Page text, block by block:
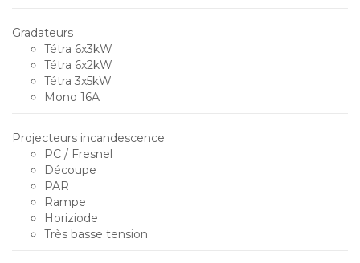
Gradateurs
Tétra 6x3kW
Tétra 6x2kW
Tétra 3x5kW
Mono 16A
Projecteurs incandescence
PC / Fresnel
Découpe
PAR
Rampe
Horiziode
Très basse tension